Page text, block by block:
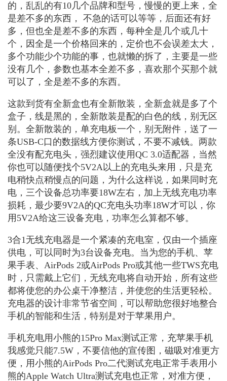
的，乱乱的有10几个品牌和型号，慢慢的更上来，全
是差不多的东西， 不急的话可以等等，后面还有好
多，但也全是差不多的东西，每种全是几个或几十
个，因全是一个价格回来的，定价也不会误差太大，
多个功能少个功能的事，也就懒的拆了，主要是一些
没有几个，参数也基本全差不多，喜欢那个买那个就
可以了，全是差不多的东西。
这款到货有全新盒也有全新散装，全新盒就是多了个
盒子，线是黑的，全新散装是配的白色的线，别无区
别。全新散装的，单充电板一个，别无附件，送了一
条USB-C口的数据线方便你测试，不要不减钱。两款
全没有配充电头，强烈建议使用QC 3.0适配器，当然
你也可以随便找个5V2A以上的充电头来用，只是充
电稍快点稍慢点的问题，为什么这样说，如果同时充
电，三个设备总功率要18W左右，加上无线充电功率
损耗，最少要9V2A的QC充电头功率18W才可以，你
用5V2A给这三设备充电，功率怎么算都不够。
3合1无线充电器是一个紧凑的充电室，仅由一个插座
供电，可以同时为3台设备充电。当为您的手机、苹
果手表、AirPods 2或AirPods Pro或其他一些TWS充电
时，只需戴上它们，无线充电将自动开始，所有这些
都将使您的办公桌干净整洁，并使您的生活更轻松。
充电器的设计非常节省空间，可以帮助您很好地整合
手机的智能和生活，特别是对于苹果用户。
手机充电用小熊的15Pro Max测试正常，充苹果手机
我感觉只能7.5W，不要信他的宣传图，磁吸对准更方
便，用小熊的AirPods Pro二代测试充电正常手表用小
熊的Apple Watch Ultra测试充电也正常，对准方便，